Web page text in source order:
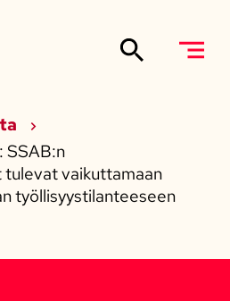
SSAB:n
vaikuttamaan
työllisyystilanteeseen